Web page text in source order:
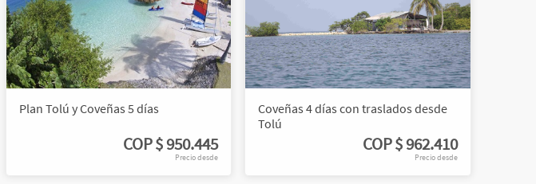
Plan Tolú y Coveñas 5 días
COP$ 950.445
Precio desde
Coveñas 4 días con traslados desde
Tolú
COP$ 962.410
Precio desde